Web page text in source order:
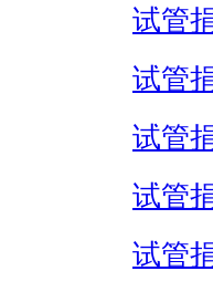
试管
试管
试管
试管
试管